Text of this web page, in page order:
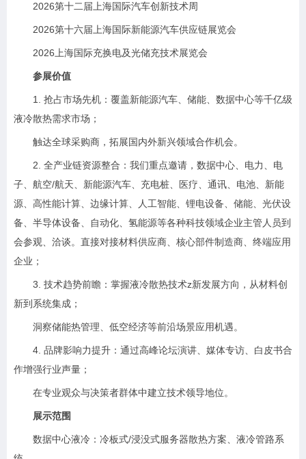
2026第十二届上海国际汽车创新技术周
2026第十六届上海国际新能源汽车供应链展览会
2026上海国际充换电及光储充技术展览会
参展价值
1. 抢占市场先机：覆盖新能源汽车、储能、数据中心等千亿级
液冷散热需求市场；
触达全球采购商，拓展国内外新兴领域合作机会。
2. 全产业链资源整合：我们重点邀请，数据中心、电力、电
子、航空/航天、新能源汽车、充电桩、医疗、通讯、电池、新能
源、高性能计算、边缘计算、人工智能、锂电设备、储能、光伏设
备、半导体设备、自动化、氢能源等各种科技领域企业主管人员到
会参观、洽谈。直接对接材料供应商、核心部件制造商、终端应用
企业；
3. 技术趋势前瞻：掌握液冷散热技术z新发展方向，从材料创
新到系统集成；
洞察储能热管理、低空经济等前沿场景应用机遇。
4. 品牌影响力提升：通过高峰论坛演讲、媒体专访、白皮书合
作增强行业声量；
在专业观众与决策者群体中建立技术领导地位。
展示范围
数据中心液冷：冷板式/浸没式服务器散热方案、液冷管路系